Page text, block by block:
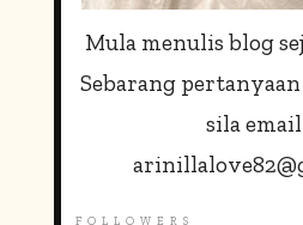
Mula menulis blog
Sebarang
sila
FOLLOWERS